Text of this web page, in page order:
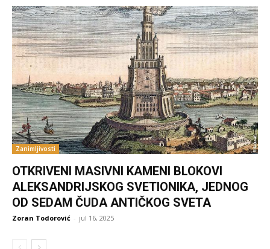
Zanimljivosti
OTKRIVENI MASIVNI KAMENI BLOKOVI
ALEKSANDRIJSKOG SVETIONIKA, JEDNOG
OD SEDAM ČUDA ANTIČKOG SVETA
Zoran Todorović - jul 16, 2025